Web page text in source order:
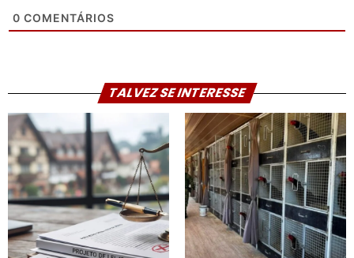
0 COMENTÁRIOS
TALVEZ SE INTERESSE